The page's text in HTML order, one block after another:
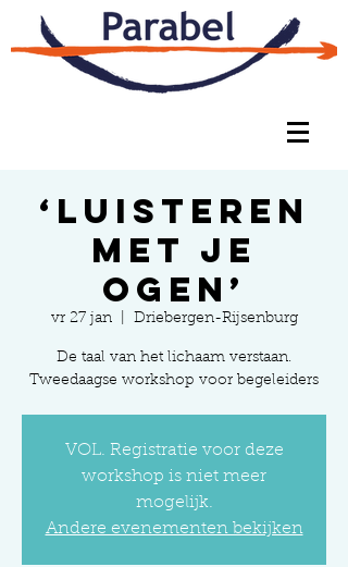
‘Luisteren
met je
ogen’
vr 27 jan
  |
Driebergen-Rijsenburg
De taal van het lichaam verstaan.
Tweedaagse workshop voor begeleiders
VOL. Registratie voor deze
workshop is niet meer
mogelijk.
Andere evenementen bekijken